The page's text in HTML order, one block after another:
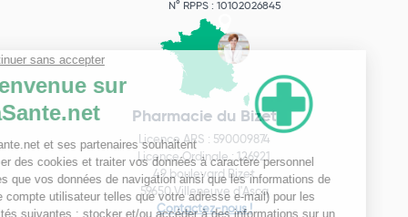
N° RPPS : 10102026845
Pharmacie du Bizet
Licence ARS : 590009874
Licence Ordinale : 126921
49 boulevard Bizet
59650 Villeneuve d'Ascq
Contactez-nous !